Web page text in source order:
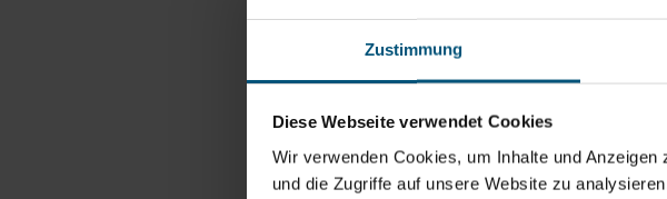
Zustimmung
Diese Webseite verwendet Cookies
Wir verwenden Cookies, um Inhalte und
und die Zugriffe auf unsere Website zu